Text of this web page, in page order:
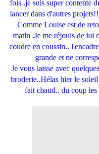
fois..je suis super contente
lancer dans d'autres
Comme Louise est de
matin .Je me réjouis de lui
coudre en coussin..
grande et ne
Je vous laisse avec
broderie..Hélas hier le
fait chaud.. du coup